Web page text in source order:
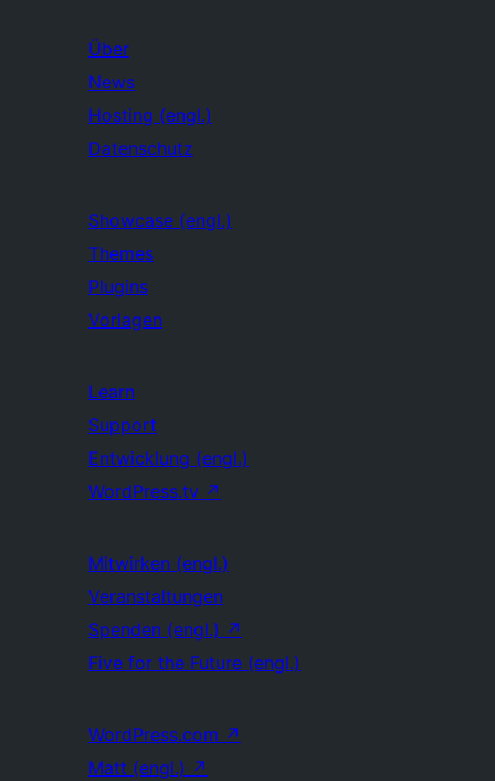
Über
News
Hosting (engl.)
Datenschutz
Showcase (engl.)
Themes
Plugins
Vorlagen
Learn
Support
Entwicklung (engl.)
WordPress.tv ↗
Mitwirken (engl.)
Veranstaltungen
Spenden (engl.) ↗
Five for the Future (engl.)
WordPress.com ↗
Matt (engl.) ↗